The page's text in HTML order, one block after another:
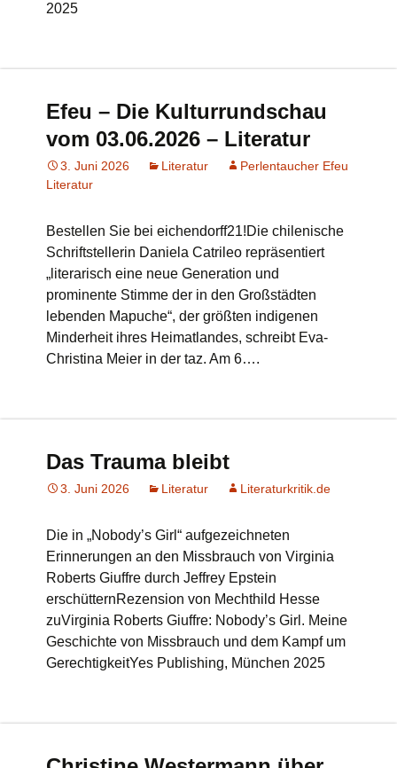
2025
Efeu – Die Kulturrundschau
vom 03.06.2026 – Literatur
3. Juni 2026 Literatur
Perlentaucher Efeu
Literatur
Bestellen Sie bei eichendorff21!Die chilenische
Schriftstellerin Daniela Catrileo repräsentiert
„literarisch eine neue Generation und
prominente Stimme der in den Großstädten
lebenden Mapuche“, der größten indigenen
Minderheit ihres Heimatlandes, schreibt Eva-
Christina Meier in der taz. Am 6….
Das Trauma bleibt
3. Juni 2026 Literatur Literaturkritik.de
Die in „Nobody’s Girl“ aufgezeichneten
Erinnerungen an den Missbrauch von Virginia
Roberts Giuffre durch Jeffrey Epstein
erschütternRezension von Mechthild Hesse
zuVirginia Roberts Giuffre: Nobody’s Girl. Meine
Geschichte von Missbrauch und dem Kampf um
GerechtigkeitYes Publishing, München 2025